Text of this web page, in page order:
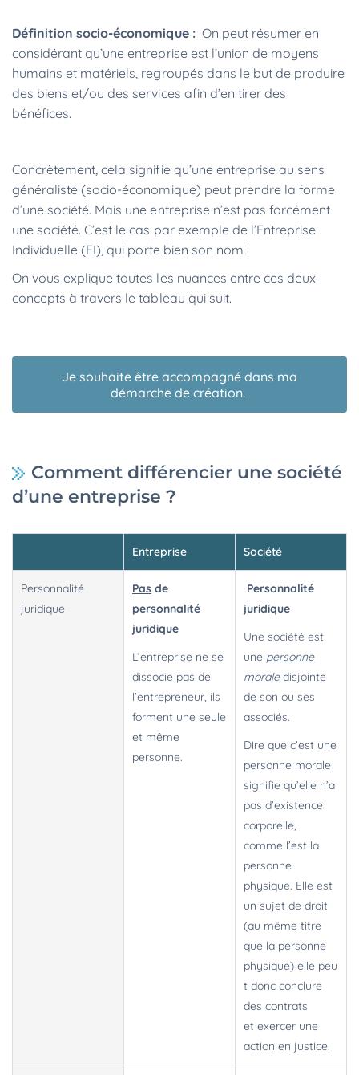
Définition socio-économique : On peut résumer en
considérant qu’une entreprise est l’union de moyens
humains et matériels, regroupés dans le but de produire
des biens et/ou des services afin d’en tirer des
bénéfices.
Concrètement, cela signifie qu’une entreprise au sens
généraliste (socio-économique) peut prendre la forme
d’une société. Mais une entreprise n’est pas forcément
une société. C’est le cas par exemple de l’Entreprise
Individuelle (EI), qui porte bien son nom !
On vous explique toutes les nuances entre ces deux
concepts à travers le tableau qui suit.
Je souhaite être accompagné dans ma
démarche de création.
Comment différencier une société
d’une entreprise ?
Entreprise Société
Personnalité
juridique
Pas de
personnalité
juridique
L’entreprise ne se
dissocie pas de
l’entrepreneur, ils
forment une seule
et même
personne.
Personnalité
juridique
Une société est
une personne
moraledisjointe
de son ou ses
associés.
Dire que c’est une
personne morale
signifie qu’elle n’a
pas d’existence
corporelle,
comme l’est la
personne
physique. Elle est
un sujet de droit
(au même titre
que la personne
physique) elle peu
t donc conclure
des contrats
et exercer une
action en justice.